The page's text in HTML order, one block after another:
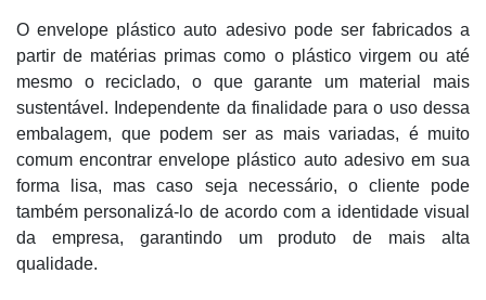
O envelope plástico auto adesivo pode ser fabricados a
partir de matérias primas como o plástico virgem ou até
mesmo o reciclado, o que garante um material mais
sustentável. Independente da finalidade para o uso dessa
embalagem, que podem ser as mais variadas, é muito
comum encontrar envelope plástico auto adesivo em sua
forma lisa, mas caso seja necessário, o cliente pode
também personalizá-lo de acordo com a identidade visual
da empresa, garantindo um produto de mais alta
qualidade.